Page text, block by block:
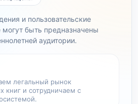
и пользовательские
могут быть предназначены
аудитории.
легальный рынок
книг и сотрудничаем с